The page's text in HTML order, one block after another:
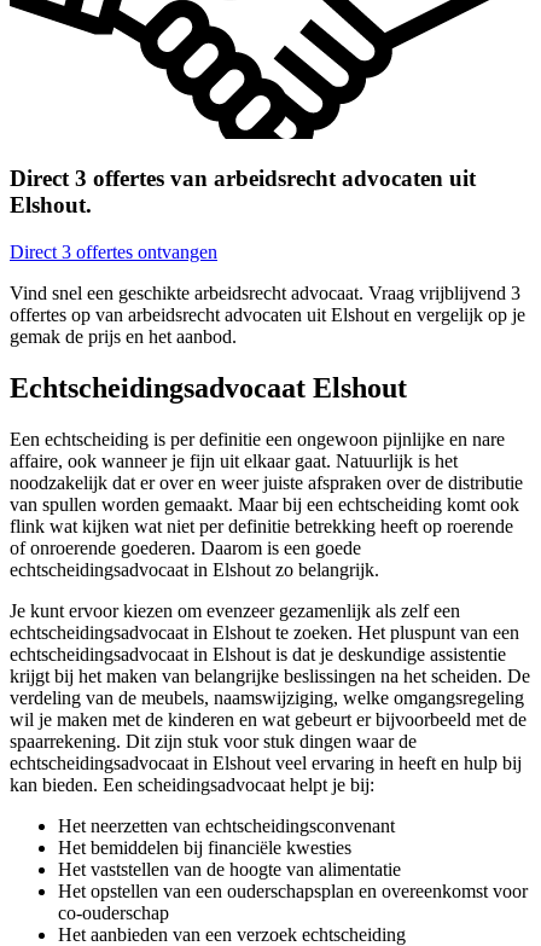
Direct 3 offertes van arbeidsrecht advocaten uit
Elshout.
Direct 3 offertes ontvangen
Vind snel een geschikte arbeidsrecht advocaat. Vraag vrijblijvend 3
offertes op van arbeidsrecht advocaten uit Elshout en vergelijk op je
gemak de prijs en het aanbod.
Echtscheidingsadvocaat Elshout
Een echtscheiding is per definitie een ongewoon pijnlijke en nare
affaire, ook wanneer je fijn uit elkaar gaat. Natuurlijk is het
noodzakelijk dat er over en weer juiste afspraken over de distributie
van spullen worden gemaakt. Maar bij een echtscheiding komt ook
flink wat kijken wat niet per definitie betrekking heeft op roerende
of onroerende goederen. Daarom is een goede
echtscheidingsadvocaat in Elshout zo belangrijk.
Je kunt ervoor kiezen om evenzeer gezamenlijk als zelf een
echtscheidingsadvocaat in Elshout te zoeken. Het pluspunt van een
echtscheidingsadvocaat in Elshout is dat je deskundige assistentie
krijgt bij het maken van belangrijke beslissingen na het scheiden. De
verdeling van de meubels, naamswijziging, welke omgangsregeling
wil je maken met de kinderen en wat gebeurt er bijvoorbeeld met de
spaarrekening. Dit zijn stuk voor stuk dingen waar de
echtscheidingsadvocaat in Elshout veel ervaring in heeft en hulp bij
kan bieden. Een scheidingsadvocaat helpt je bij:
Het neerzetten van echtscheidingsconvenant
Het bemiddelen bij financiële kwesties
Het vaststellen van de hoogte van alimentatie
Het opstellen van een ouderschapsplan en overeenkomst voor
co-ouderschap
Het aanbieden van een verzoek echtscheiding